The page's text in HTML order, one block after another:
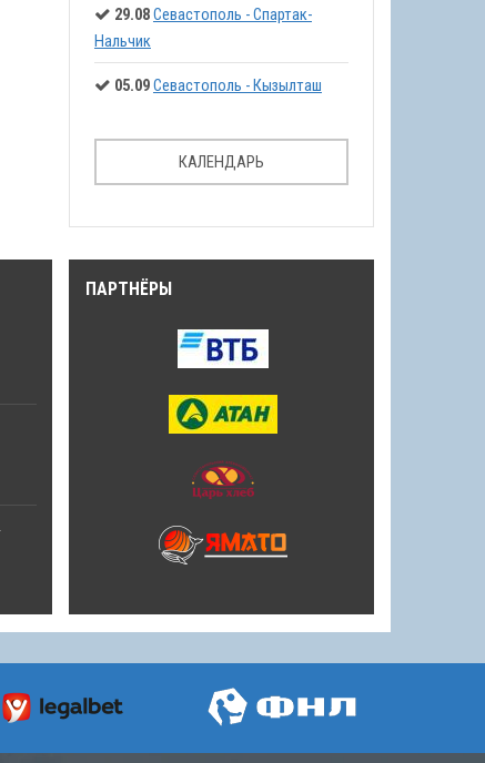
29.08Севастополь - Спартак-
Нальчик
05.09Севастополь - Кызылташ
КАЛЕНДАРЬ
ПАРТНЁРЫ